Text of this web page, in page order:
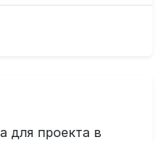
для проекта в